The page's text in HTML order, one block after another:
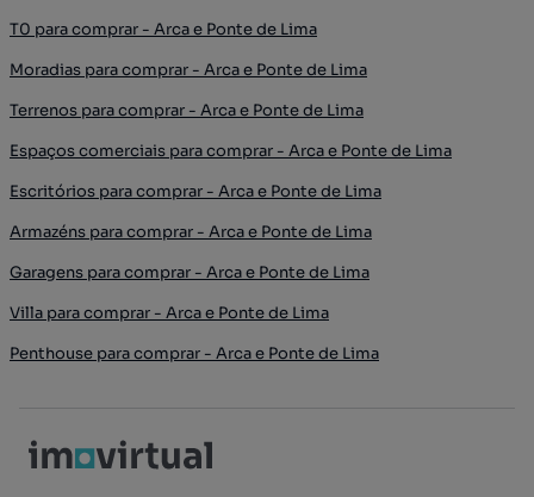
T0 para comprar - Arca e Ponte de Lima
Moradias para comprar - Arca e Ponte de Lima
Terrenos para comprar - Arca e Ponte de Lima
Espaços comerciais para comprar - Arca e Ponte de Lima
Escritórios para comprar - Arca e Ponte de Lima
Armazéns para comprar - Arca e Ponte de Lima
Garagens para comprar - Arca e Ponte de Lima
Villa para comprar - Arca e Ponte de Lima
Penthouse para comprar - Arca e Ponte de Lima